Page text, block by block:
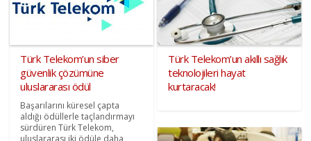
Türk Telekom’un siber
güvenlik çözümüne
uluslararası ödül
Başarılarını küresel çapta
aldığı ödüllerle taçlandırmayı
sürdüren Türk Telekom,
Türk Telekom’un akıllı sağlık
teknolojileri hayat
kurtaracak!